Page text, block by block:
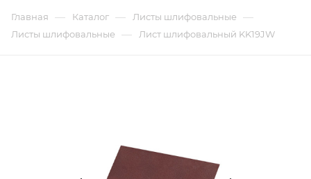
Главная — Каталог — Листы шлифовальные —
Листы шлифовальные — Лист шлифовальный KK19JW